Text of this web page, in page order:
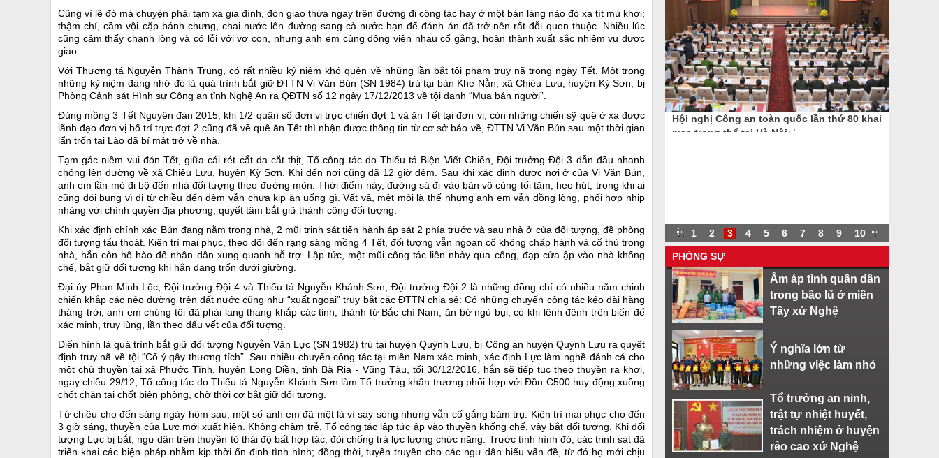
Cũng vì lẽ đó mà chuyện phải tạm xa gia đình, đón giao thừa ngay trên đường đi công tác hay ở một bản làng nào đó xa tít mù khơi;
thậm chí, cầm vội cặp bánh chưng, chai nước lên đường sang cả nước bạn để đánh án đã trở nên rất đỗi quen thuộc. Nhiều lúc
cũng cảm thấy chạnh lòng và có lỗi với vợ con, nhưng anh em cùng động viên nhau cố gắng, hoàn thành xuất sắc nhiệm vụ được
giao.
Với Thượng tá Nguyễn Thành Trung, có rất nhiều kỷ niệm khó quên về những lần bắt tội phạm truy nã trong ngày Tết. Một trong
những kỷ niệm đáng nhớ đó là quá trình bắt giữ ĐTTN Vi Văn Bún (SN 1984) trú tại bản Khe Nằn, xã Chiêu Lưu, huyện Kỳ Sơn, bị
Phòng Cảnh sát Hình sự Công an tỉnh Nghệ An ra QĐTN số 12 ngày 17/12/2013 về tội danh “Mua bán người”.
Đúng mồng 3 Tết Nguyên đán 2015, khi 1/2 quân số đơn vị trực chiến đợt 1 và ăn Tết tại đơn vị, còn những chiến sỹ quê ở xa được
lãnh đạo đơn vị bố trí trực đợt 2 cũng đã về quê ăn Tết thì nhận được thông tin từ cơ sở báo về, ĐTTN Vi Văn Bún sau một thời gian
lẩn trốn tại Lào đã bí mật trở về nhà.
Tạm gác niềm vui đón Tết, giữa cái rét cắt da cắt thịt, Tổ công tác do Thiếu tá Biện Viết Chiến, Đội trưởng Đội 3 dẫn đầu nhanh
chóng lên đường về xã Chiêu Lưu, huyện Kỳ Sơn. Khi đến nơi cũng đã 12 giờ đêm. Sau khi xác định được nơi ở của Vi Văn Bún,
anh em lần mò đi bộ đến nhà đối tượng theo đường mòn. Thời điểm này, đường sá đi vào bản vô cùng tối tăm, heo hút, trong khi ai
cũng đói bụng vì đi từ chiều đến đêm vẫn chưa kịp ăn uống gì.Vất vả, mệt mỏi là thế nhưng anh em vẫn đồng lòng, phối hợp nhịp
nhàng với chính quyền địa phương, quyết tâm bắt giữ thành công đối tượng.
Khi xác định chính xác Bún đang nằm trong nhà, 2 mũi trinh sát tiến hành áp sát 2 phía trước và sau nhà ở của đối tượng, đề phòng
đối tượng tẩu thoát. Kiên trì mai phục, theo dõi đến rạng sáng mồng 4 Tết, đối tượng vẫn ngoan cố không chấp hành và cố thủ trong
nhà, hắn còn hô hào để nhân dân xung quanh hỗ trợ. Lập tức, một mũi công tác liền nhảy qua cổng, đạp cửa ập vào nhà khống
chế, bắt giữ đối tượng khi hắn đang trốn dưới giường.
Đại úy Phan Minh Lộc, Đội trưởng Đội 4 và Thiếu tá Nguyễn Khánh Sơn, Đội trưởng Đội 2 là những đồng chí có nhiều năm chinh
chiến khắp các nẻo đường trên đất nước cũng như “xuất ngoại” truy bắt các ĐTTN chia sẻ: Có những chuyến công tác kéo dài hàng
tháng trời, anh em chúng tôi đã phải lang thang khắp các tỉnh, thành từ Bắc chí Nam, ăn bờ ngủ bụi, có khi lênh đênh trên biển để
xác minh, truy lùng, lần theo dấu vết của đối tượng.
Điển hình là quá trình bắt giữ đối tượng Nguyễn Văn Lực (SN 1982) trú tại huyện Quỳnh Lưu, bị Công an huyện Quỳnh Lưu ra quyết
định truy nã về tội “Cố ý gây thương tích”. Sau nhiều chuyến công tác tại miền Nam xác minh, xác định Lực làm nghề đánh cá cho
một chủ thuyền tại xã Phước Tĩnh, huyện Long Điền, tỉnh Bà Rịa - Vũng Tàu, tối 30/12/2016, hắn sẽ tiếp tục theo thuyền ra khơi,
ngay chiều 29/12, Tổ công tác do Thiếu tá Nguyễn Khánh Sơn làm Tổ trưởng khẩn trương phối hợp với Đồn C500 huy động xuồng
chốt chặn tại chốt biên phòng, chờ thời cơ bắt giữ đối tượng.
Từ chiều cho đến sáng ngày hôm sau, một số anh em đã mệt lả vì say sóng nhưng vẫn cố gắng bám trụ. Kiên trì mai phục cho đến
3 giờ sáng, thuyền của Lực mới xuất hiện. Không chậm trễ, Tổ công tác lập tức ập vào thuyền khống chế, vây bắt đối tượng. Khi đối
tượng Lực bị bắt, ngư dân trên thuyền tỏ thái độ bất hợp tác, đòi chống trả lực lượng chức năng. Trước tình hình đó, các trinh sát đã
triển khai các biện pháp nhằm kịp thời ổn định tình hình; đồng thời, tuyên truyền cho các ngư dân hiểu vấn đề, từ đó họ mới chịu
Hội nghị Công an toàn quốc lần thứ 80 khai
mạc trọng thể tại Hà Nội
. 1 2 3 4 5 6 7 8 9 10 .
PHÓNG SỰ
Ấm áp tình quân dân
trong bão lũ ở miền
Tây xứ Nghệ
Ý nghĩa lớn từ
những việc làm nhỏ
Tổ trưởng an ninh,
trật tự nhiệt huyết,
trách nhiệm ở huyện
rẻo cao xứ Nghệ